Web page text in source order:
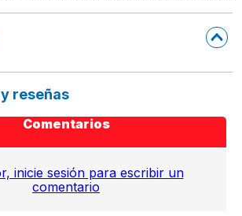
reseñas
Comentarios
inicie sesión para escribir un
comentario